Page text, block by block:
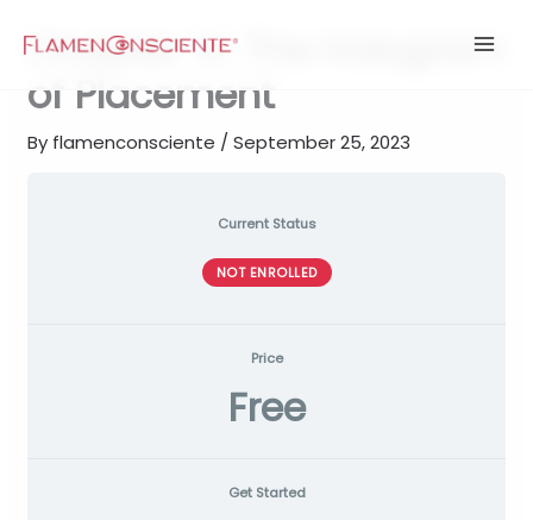
Chapter VI. The Hologram
of Placement
By flamenconsciente /September 25, 2023
Current Status
NOT ENROLLED
Price
Free
Get Started